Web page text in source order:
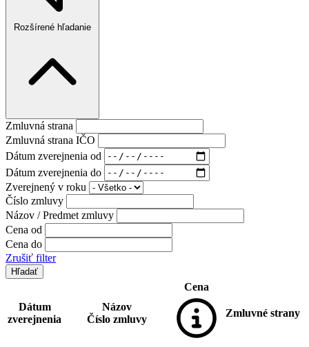
Rozšírené hľadanie
Zmluvná strana
Zmluvná strana IČO
Dátum zverejnenia od
Dátum zverejnenia do
Zverejnený v roku
Číslo zmluvy
Názov / Predmet zmluvy
Cena od
Cena do
Zrušiť filter
Dátum
zverejnenia
Názov
Číslo zmluvy
Cena
Zmluvné strany